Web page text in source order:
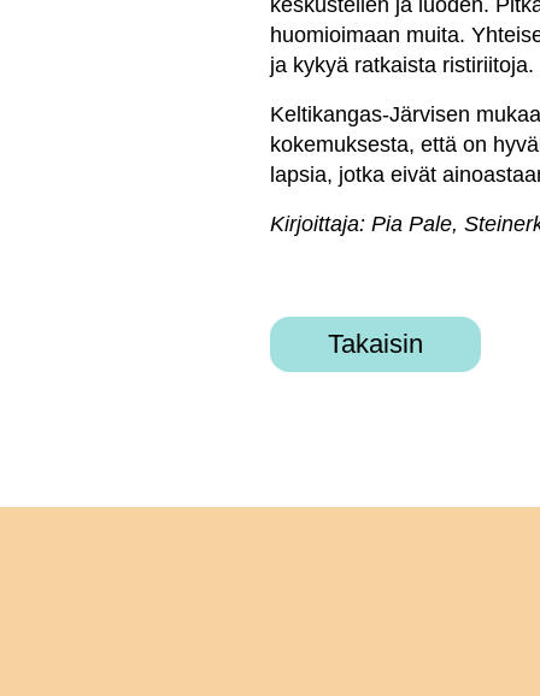
keskustellen ja luoden.
huomioimaan muita.
ja kykyä ratkaista ristiriitoja.
Keltikangas-Järvisen
kokemuksesta, että on
lapsia, jotka eivät
Kirjoittaja: Pia Pale,
Takaisin